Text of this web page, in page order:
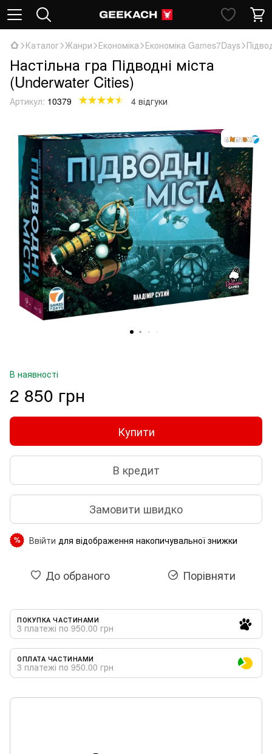
Каталог Жанри Економіка Економіка Games7Days
Настільна гра Підводні міста
(Underwater Cities)
Артикул: 10379 4 відгуки
В наявності
2 850 грн
Купити
В кредит
Замовити швидко
% Ввійти для відображення накопичувальної знижки
До обраного Порівняти
ПОКУПКА ЧАСТИНАМИ
3 платежі по 950.00 грн
ОПЛАТА ЧАСТИНАМИ
3 платежі по 950.00 грн